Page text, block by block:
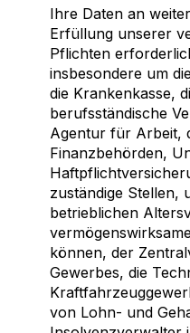
Ihre Daten an
Erfüllung unserer
Pflichten
insbesondere um
die Krankenkasse,
berufsständische
Agentur für Arbeit,
Finanzbehörden,
zuständige Stellen,
betrieblichen
können, der
Gewerbes, die
von Lohn- und